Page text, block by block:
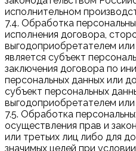
исполнительном
7.4. Обработка
исполнения договора,
выгодоприобретателем
является субъект
заключения договора по
персональных данных или
субъект персональных
выгодоприобретателем
7.5. Обработка
осуществления прав и
или третьих лиц либо для
значимых целей при